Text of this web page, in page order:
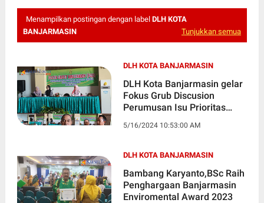
Menampilkan postingan dengan label DLH KOTA
BANJARMASIN
Tunjukkan semua
DLH KOTA BANJARMASIN
DLH Kota Banjarmasin gelar
Fokus Grub Discusion
Perumusan Isu Prioritas
5/16/2024 10:53:00 AM
DLH KOTA BANJARMASIN
Bambang Karyanto,BSc Raih
Penghargaan Banjarmasin
Enviromental Award 2023